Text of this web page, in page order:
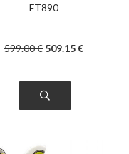
FT890
599.00€ 509.15€